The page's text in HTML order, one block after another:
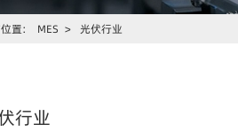
置： MES > 光伏行业
行业